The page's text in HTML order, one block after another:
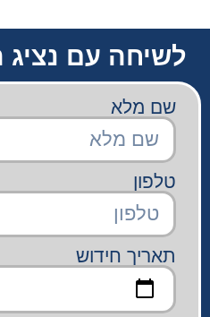
לשיחה עם נציג
שם מלא
טלפון
תאריך חידוש